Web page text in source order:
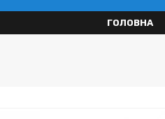
ГОЛОВНА